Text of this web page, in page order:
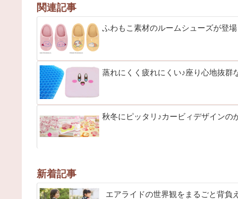
関連記事
ふわもこ素材のルームシューズが登
蒸れにくく疲れにくい♪座り心地抜群
秋冬にピッタリ♪カービィデザインの
新着記事
エアライドの世界観をまるごと背負